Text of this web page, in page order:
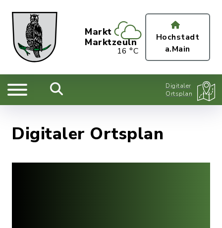
Markt
Marktzeuln
16 °C
Hochstadt
a.Main
Digitaler
Ortsplan
Digitaler Ortsplan